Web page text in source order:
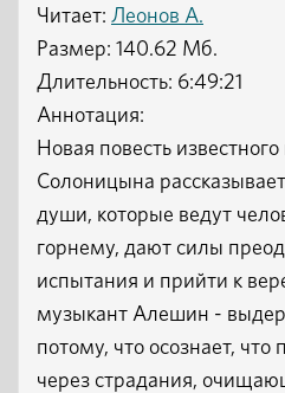
Читает: Леонов А.
Размер: 140.62 Мб.
Длительность: 6:49:21
Аннотация:
Новая повесть
Солоницына
души, которые ведут
горнему, дают силы
испытания и прийти к
музыкант Алешин -
потому, что осознает, что
через страдания,